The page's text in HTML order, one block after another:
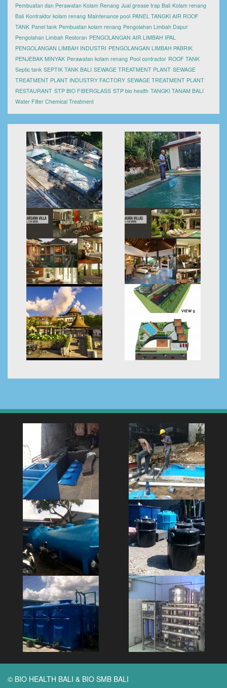
Pembuatan dan Perawatan Kolam Renang Jual grease trap Bali Kolam renang
Bali Kontraktor kolam renang Maintenance pool PANEL TANGKI AIR ROOF
TANK Panel tank Pembuatan kolam renang Pengolahan Limbah Dapur
Pengolahan Limbah Restoran PENGOLANGAN AIR LIMBAH IPAL
PENGOLANGAN LIMBAH INDUSTRI PENGOLANGAN LIMBAH PABRIK
PENJEBAK MINYAK Perawatan kolam renang Pool contractor ROOF TANK
Septic tank SEPTIK TANK BALI SEWAGE TREATMENT PLANT SEWAGE
TREATMENT PLANT INDUSTRY FACTORY SEWAGE TREATMENT PLANT
RESTAURANT STP BIO FIBERGLASS STP bio health TANGKI TANAM BALI
Water Filter Chemical Treatment
© BIO HEALTH BALI & BIO SMB BALI